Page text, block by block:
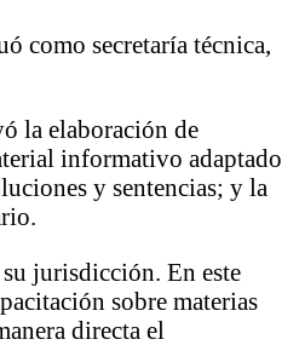
como secretaría técnica,
la elaboración de
informativo adaptado
y sentencias; y la
jurisdicción. En este
sobre materias
directa el